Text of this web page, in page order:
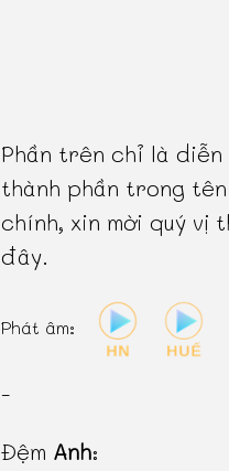
Phần trên chỉ là
thành phần trong
chính, xin mời quý
đây.
Phát âm:
-
Đệm Anh: